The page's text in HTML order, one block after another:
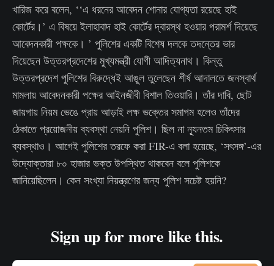
খারিজ করে বলেন, ‘‘এ ধরনের আবেদন শোনার যোগ্যতা রয়েছে হাই
কোর্টের।’ এ বিষয়ে ইলাহাবাদ হাই কোর্টের দ্বারস্থ হওয়ার পরামর্শ দিয়েছে
আবেদনকারী পক্ষকে। ’ পুলিশের একটি বিশেষ দলকে তদন্তের ভার
দিয়েছেন উত্তরপ্রদেশের মুখ্যমন্ত্রী যোগী আদিত্যনাথ। কিন্তু
উত্তরপ্রদেশ পুলিশের বিরুদ্ধেই আঙুল তুলেছেন শীর্ষ আদালতে জনস্বার্থ
মামলায় আবেদনকারী পক্ষের আইনজীবী বিশাল তিওয়ারি। তাঁর দাবি, ছোট
জায়গায় নিয়ম ভেঙে প্রায় আড়াই লক্ষ ভক্তের সমাগম হলেও তাঁদের
ঠেকাতে প্রয়োজনীয় ব্যবস্থা নেয়নি পুলিশ। ছিল না ন্যূনতম চিকিৎসার
ব্যবস্থাও। আগেই পুলিশের তরফে করা FIR-এ বলা হয়েছে, ‘সৎসঙ্গ’-এর
উদ্যোক্তারা ৮০ হাজার ভক্ত উপস্থিত থাকবেন বলে পুলিশকে
জানিয়েছিলেন। কেন সংখ্যা নিয়ন্ত্রণের জন্য পুলিশ সচেষ্ট হয়নি?
Sign up for more like this.